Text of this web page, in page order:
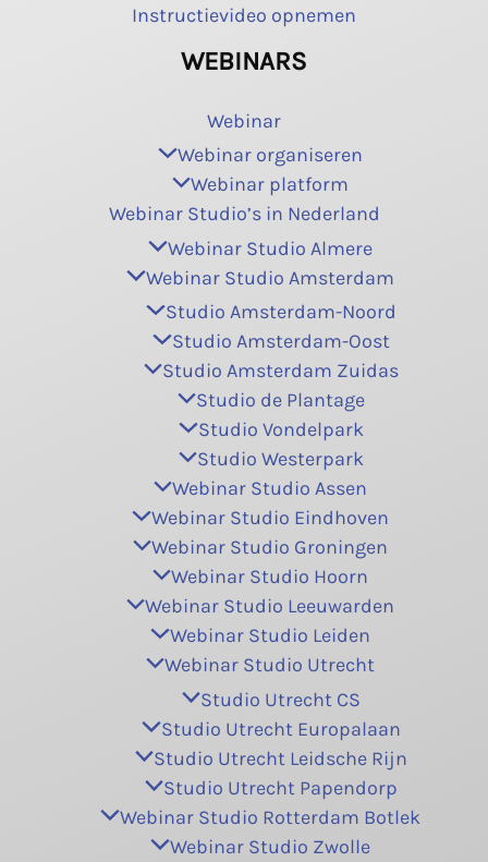
Instructievideo opnemen
WEBINARS
Webinar
Webinar organiseren
Webinar platform
Webinar Studio’s in Nederland
Webinar Studio Almere
Webinar Studio Amsterdam
Studio Amsterdam-Noord
Studio Amsterdam-Oost
Studio Amsterdam Zuidas
Studio de Plantage
Studio Vondelpark
Studio Westerpark
Webinar Studio Assen
Webinar Studio Eindhoven
Webinar Studio Groningen
Webinar Studio Hoorn
Webinar Studio Leeuwarden
Webinar Studio Leiden
Webinar Studio Utrecht
Studio Utrecht CS
Studio Utrecht Europalaan
Studio Utrecht Leidsche Rijn
Studio Utrecht Papendorp
Webinar Studio Rotterdam Botlek
Webinar Studio Zwolle